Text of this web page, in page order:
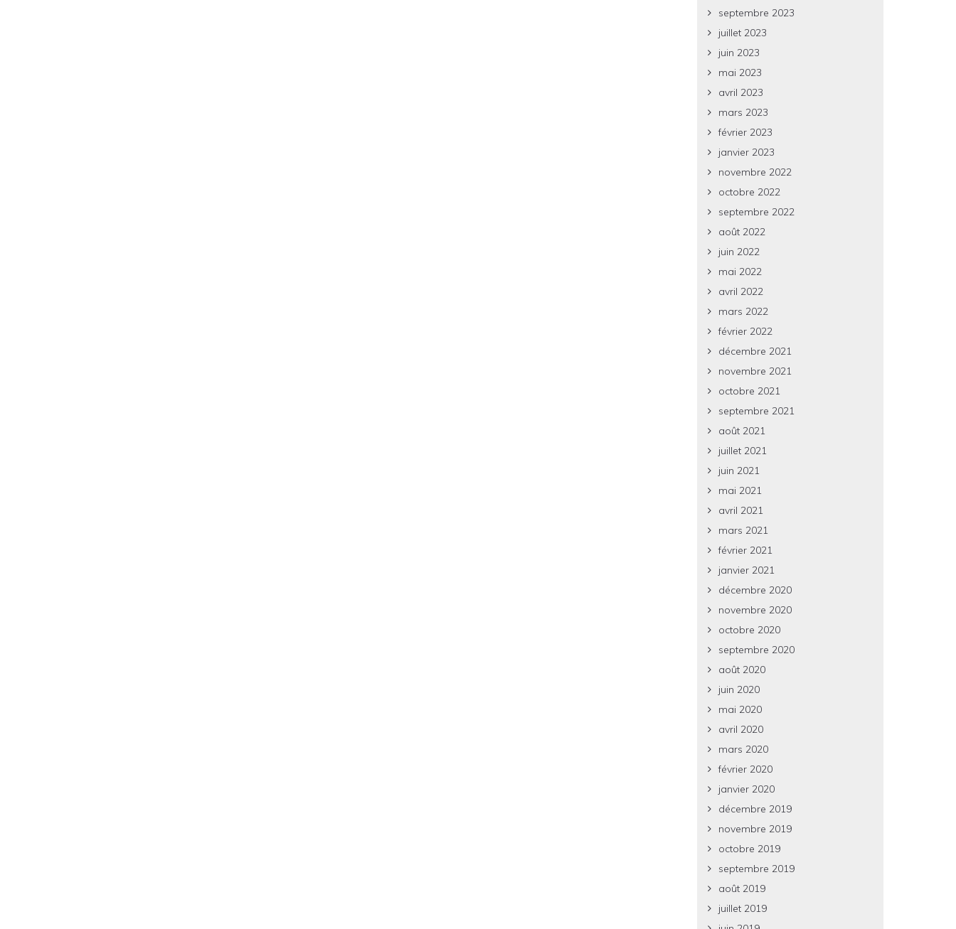
septembre 2023
juillet 2023
juin 2023
mai 2023
avril 2023
mars 2023
février 2023
janvier 2023
novembre 2022
octobre 2022
septembre 2022
août 2022
juin 2022
mai 2022
avril 2022
mars 2022
février 2022
décembre 2021
novembre 2021
octobre 2021
septembre 2021
août 2021
juillet 2021
juin 2021
mai 2021
avril 2021
mars 2021
février 2021
janvier 2021
décembre 2020
novembre 2020
octobre 2020
septembre 2020
août 2020
juin 2020
mai 2020
avril 2020
mars 2020
février 2020
janvier 2020
décembre 2019
novembre 2019
octobre 2019
septembre 2019
août 2019
juillet 2019